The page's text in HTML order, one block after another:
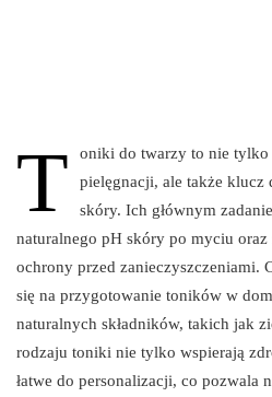
T
oniki do twarzy to nie tylko
pielęgnacji, ale także klucz
skóry. Ich głównym
naturalnego pH skóry po myciu
ochrony przed zanieczyszczeniami.
się na przygotowanie toników w
naturalnych składników, takich jak
rodzaju toniki nie tylko wspierają
łatwe do personalizacji, co pozwala